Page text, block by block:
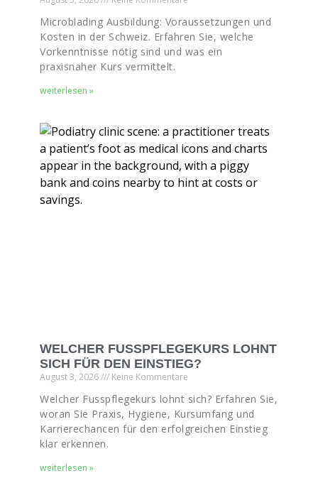
Microblading Ausbildung: Voraussetzungen und
Kosten in der Schweiz. Erfahren Sie, welche
Vorkenntnisse nötig sind und was ein
praxisnaher Kurs vermittelt.
weiterlesen »
WELCHER FUSSPFLEGEKURS LOHNT
SICH FÜR DEN EINSTIEG?
August 3, 2026 Keine Kommentare
Welcher Fusspflegekurs lohnt sich? Erfahren Sie,
woran Sie Praxis, Hygiene, Kursumfang und
Karrierechancen für den erfolgreichen Einstieg
klar erkennen.
weiterlesen »